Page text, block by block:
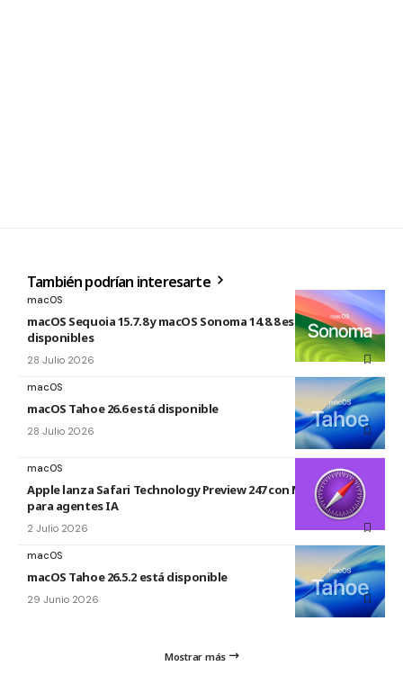
También podrían interesarte
macOS
macOS Sequoia 15.7.8 y macOS Sonoma 14.8.8 están
disponibles
28 Julio 2026
macOS
macOS Tahoe 26.6 está disponible
28 Julio 2026
macOS
Apple lanza Safari Technology Preview 247 con MCP Server
para agentes IA
2 Julio 2026
macOS
macOS Tahoe 26.5.2 está disponible
29 Junio 2026
Mostrar más